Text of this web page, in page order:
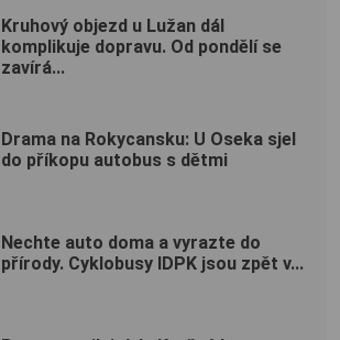
Kruhový objezd u Lužan dál
komplikuje dopravu. Od pondělí se
zavírá...
Drama na Rokycansku: U Oseka sjel
do příkopu autobus s dětmi
Nechte auto doma a vyrazte do
přírody. Cyklobusy IDPK jsou zpět v...